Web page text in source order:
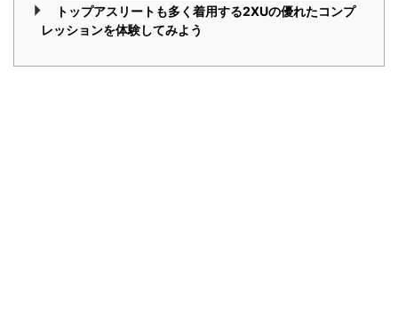
トップアスリートも多く着用する2XUの優れたコンプ
レッションを体験してみよう